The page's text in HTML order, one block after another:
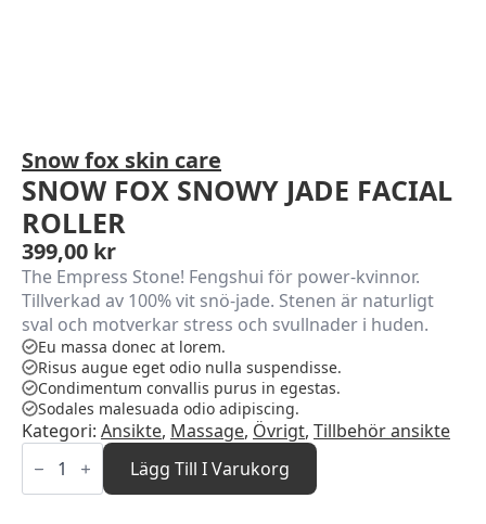
Snow fox skin care
SNOW FOX SNOWY JADE FACIAL
ROLLER
399,00 kr
The Empress Stone! Fengshui för power-kvinnor.
Tillverkad av 100% vit snö-jade. Stenen är naturligt
sval och motverkar stress och svullnader i huden.
Eu massa donec at lorem.
Risus augue eget odio nulla suspendisse.
Condimentum convallis purus in egestas.
Sodales malesuada odio adipiscing.
Kategori: Ansikte, Massage, Övrigt, Tillbehör ansikte
SNOW
FOX
JADE
Lägg Till I Varukorg